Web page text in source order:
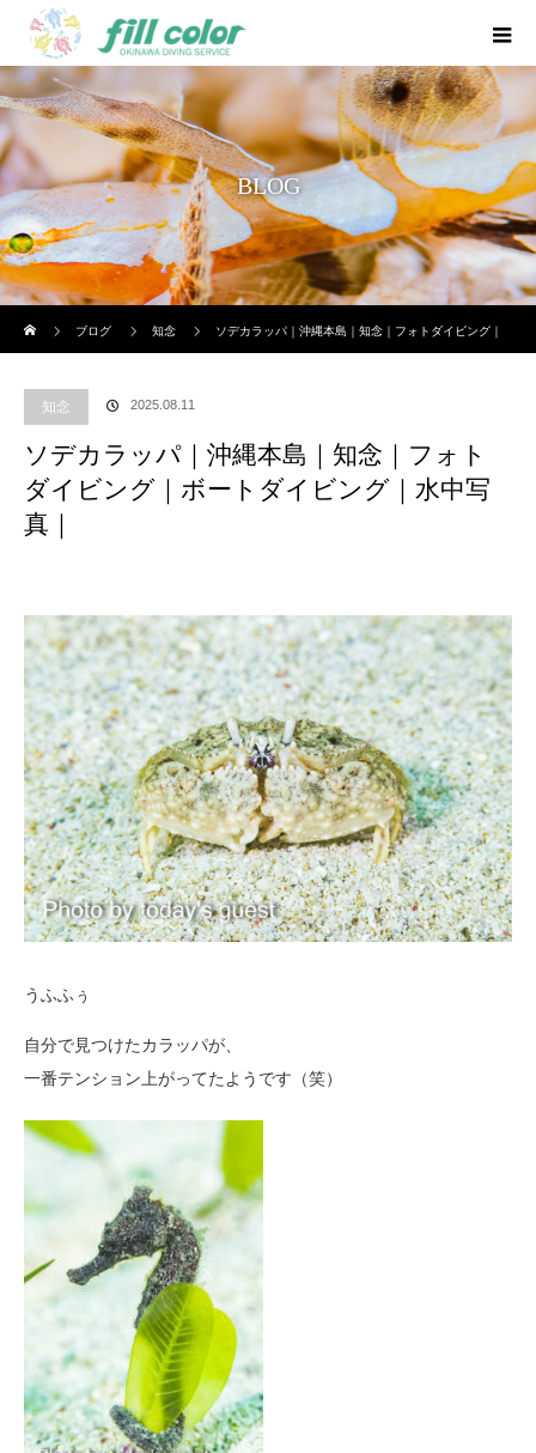
BLOG
ブログ
知念 ソデカラッパ｜沖縄本島｜知念｜フォトダイビング｜
知念 2025.08.11
ソデカラッパ｜沖縄本島｜知念｜フォト
ダイビング｜ボートダイビング｜水中写
真｜
うふふぅ
自分で見つけたカラッパが、
一番テンション上がってたようです（笑）